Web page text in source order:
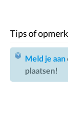
Tips of
Meld je aan
plaatsen!